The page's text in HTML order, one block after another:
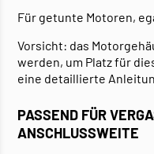
Für getunte Motoren,
Vorsicht: das
werden, um Platz für
eine detaillierte
PASSEND FÜR
ANSCHLUSSWEITE